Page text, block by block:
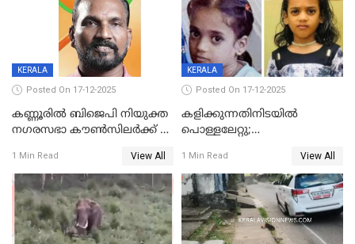
KERALA
Posted On 17-12-2025
കണ്ണൂരിൽ ബിജെപി നിയുക്ത
നഗരസഭാ കൗൺസിലർക്ക് 36
1 Min Read View All
KERALA
Posted On 17-12-2025
കളിക്കുന്നതിനിടയിൽ
പൊള്ളലേറ്റു;
ക്ലാസ് വിദ്യാർത്ഥിനി മരിച്ചു
1 Min Read View All